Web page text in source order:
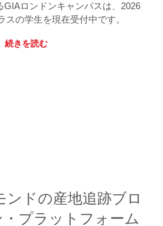
GIAロンドンキャンパスは、2026
スの学生を現在受付中です。
続きを読む
ンドの産地追跡ブロ
プラットフォーム